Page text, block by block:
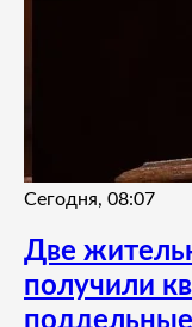
Сегодня, 08:07
Две
получили